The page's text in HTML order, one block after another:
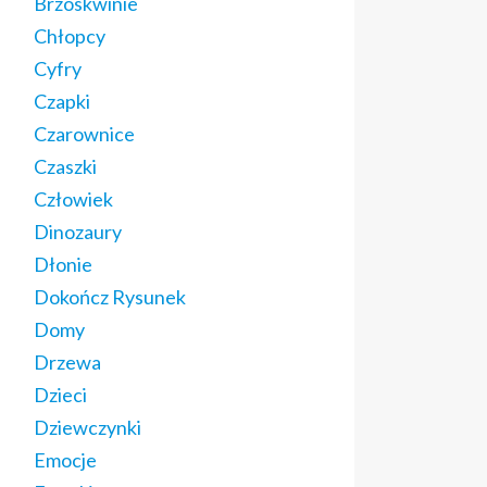
Chłopcy
Cyfry
Czapki
Czarownice
Czaszki
Człowiek
Dinozaury
Dłonie
Dokończ Rysunek
Domy
Drzewa
Dzieci
Dziewczynki
Emocje